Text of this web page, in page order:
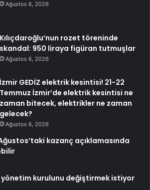
Ağustos 6, 2026
Kılıçdaroğlu’nun rozet töreninde
skandal: 950 liraya figüran tutmuşlar
Ağustos 6, 2026
İzmir GEDİZ elektrik kesintisi! 21-22
Temmuz İzmir’de elektrik kesintisi ne
zaman bitecek, elektrikler ne zaman
gelecek?
Ağustos 6, 2026
kazanç açıklamasında
yönetim kurulunu değiştirmek istiyor